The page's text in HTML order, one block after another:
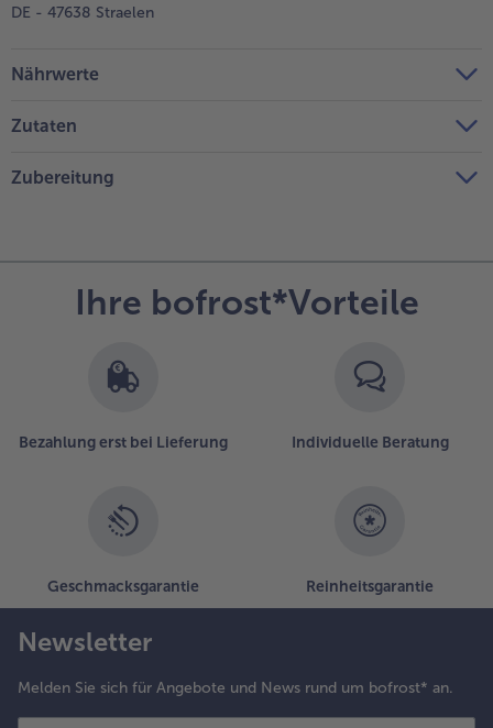
DE - 47638 Straelen
Nährwerte
Zutaten
Zubereitung
Ihre bofrost*Vorteile
Bezahlung erst bei Lieferung Individuelle Beratung
Geschmacksgarantie Reinheitsgarantie
Newsletter
Melden Sie sich für Angebote und News rund um bofrost* an.